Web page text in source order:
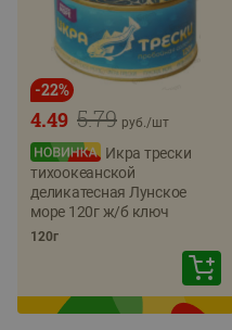
-22%
5.79
4.49 руб./шт
Икра трески
тихоокеанской
деликатесная Лунское
море 120г ж/б ключ
120г